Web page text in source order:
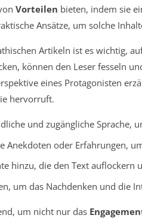
Vorteilen bieten, indem sie
Ansätze, um solche
Artikeln ist es wichtig,
können den Leser fesseln
eines Protagonisten
hervorruft.
und zugängliche Sprache,
Anekdoten oder Erfahrungen,
hinzu, die den Text
um das Nachdenken und die
um nicht nur das